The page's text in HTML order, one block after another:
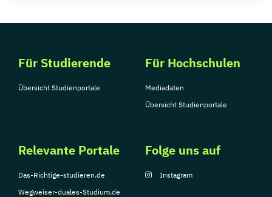
Für Studierende
Übersicht Studienportale
Für Hochschulen
Mediadaten
Übersicht Studienportale
Relevante Portale
Das-Richtige-studieren.de
Wegweiser-duales-Studium.de
Folge uns auf
Instagram